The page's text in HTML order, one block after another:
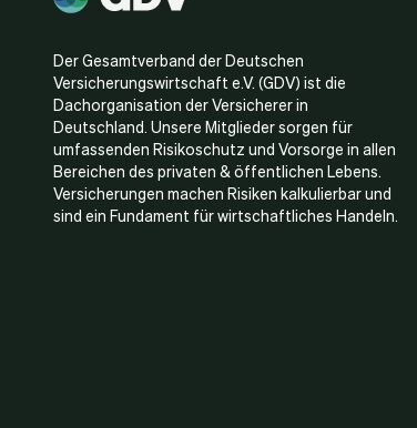
Der Gesamtverband der Deutschen
Versicherungswirtschaft e.V. (GDV) ist die
Dachorganisation der Versicherer in
Deutschland. Unsere Mitglieder sorgen für
umfassenden Risikoschutz und Vorsorge in allen
Bereichen des privaten & öffentlichen Lebens.
Versicherungen machen Risiken kalkulierbar und
sind ein Fundament für wirtschaftliches Handeln.